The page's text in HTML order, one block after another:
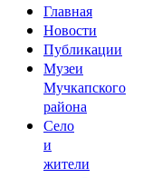
Главная
Новости
Публикации
Музеи
Мучкапского
района
Село
и
жители